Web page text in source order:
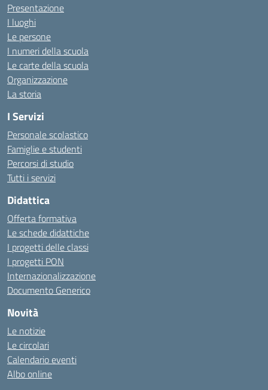
Presentazione
I luoghi
Le persone
I numeri della scuola
Le carte della scuola
Organizzazione
La storia
I Servizi
Personale scolastico
Famiglie e studenti
Percorsi di studio
Tutti i servizi
Didattica
Offerta formativa
Le schede didattiche
I progetti delle classi
I progetti PON
Internazionalizzazione
Documento Generico
Novità
Le notizie
Le circolari
Calendario eventi
Albo online